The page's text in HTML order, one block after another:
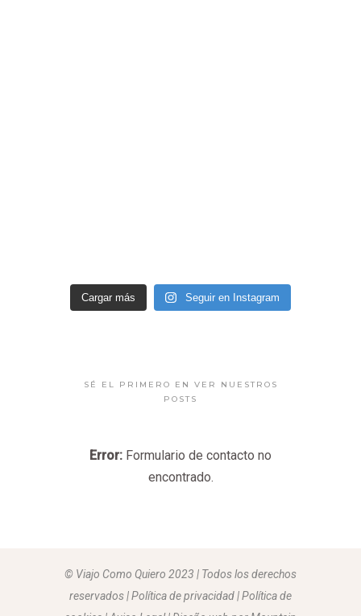
Cargar más Seguir en Instagram
SÉ EL PRIMERO EN VER NUESTROS
POSTS
Error: Formulario de contacto no
encontrado.
© Viajo Como Quiero 2023 | Todos los derechos
reservados | Política de privacidad | Política de